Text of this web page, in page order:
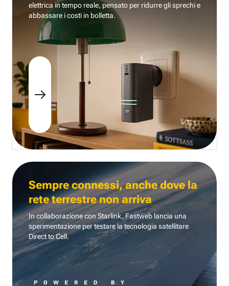
elettrica in tempo reale, pensato per ridurre gli sprechi e
abbassare i costi in bolletta.
Sempre connessi, anche dove la
rete terrestre non arriva
In collaborazione con Starlink, Fastweb lancia una
sperimentazione per testare la tecnologia satellitare
Direct to Cell.